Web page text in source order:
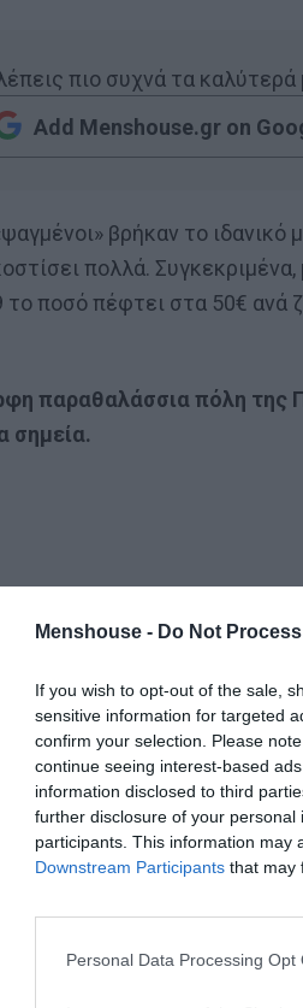
Menshouse - Do Not
If you wish to opt-out of the sale,
sensitive information for targeted
confirm your selection. Please
continue seeing interest-based
information disclosed to third
further disclosure of your personal
participants. This information may
Downstream Participants that may
Personal Data Processing Opt
πιο συχνά τα
Add Menshouse.gr on
βρήκαν το ιδανικό
πολλά.
το ποσό πέφτει στα 50€ ανά
παραθαλάσσια πόλη
σημεία.
στο Instagram.